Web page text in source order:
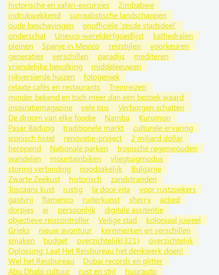
historische en safari-excursies
Zimbabwe
indrukwekkend
surrealistische landschappen
oude beschavingen
onofficiële 'zesde stadsdeel'
onderschat
Unesco-werelderfgoedlijst
kathedralen
pleinen
Spanje in Mexico reisstijlen
voorkeuren
generaties
verschillen paradijs
mediteren
vriendelijke bevolking
middeleeuwen
rijkversierde huizen
fotogeniek
relaxte cafés en restaurants
Treinreizen
minder bekend en toch meer dan een bezoek waard
inspiratiemagazine
vele tips
Verborgen schatten
De droom van elke foodie
Namba
Kuromon
Pasar Badung
traditionele markt
culturele ervaring
iconisch hotel
renovatie-project
2 miljard dollar
heropend
Nationale parken
tropische regenwouden
wandelen
mountainbiken
vliegtuigmodus
storing verbinding
noodzakelijk
Bulgarije
Zwarte Zeekust
historisch
zandstranden
Toscaans kust
rustig la doce vita
voor rustzoekers
gastvrij
flamenco ruiterkunst sherry
actied
dorpjes
ai persoonlijk
digitale assitentie
objectieve reiscontroller
Veilige stad
koloniaal juweel
Grieks
nieuw avontuur
kernmerken en verschillen
smaken
budget overzichtelijk(321)
overzichtelijk
Oplossing: Laat Het Reisbureau het denkwerk doen!
Wel het Reisbureau
Dubai records en glitter
Abu Dhabi cultuur
rust en stijl
huurauto